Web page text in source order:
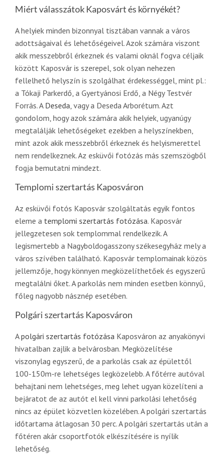
Miért válasszátok Kaposvárt és környékét?
A helyiek minden bizonnyal tisztában vannak a város
adottságaival és lehetőségeivel. Azok számára viszont
akik messzebbről érkeznek és valami oknál fogva céljaik
között Kaposvár is szerepel, sok olyan nehezen
fellelhető helyszín is szolgálhat érdekességgel, mint pl.:
a Tókaji Parkerdő, a Gyertyánosi Erdő, a Négy Testvér
Forrás. A Deseda , vagy a Deseda Arborétum. Azt
gondolom, hogy azok számára akik helyiek, ugyanúgy
megtalálják lehetőségeket ezekben a helyszínekben,
mint azok akik messzebbről érkeznek és helyismerettel
nem rendelkeznek. Az esküvői fotózás más szemszögből
fogja bemutatni mindezt.
Templomi szertartás Kaposváron
Az esküvői fotós Kaposvár szolgáltatás egyik fontos
eleme a templomi szertartás fotózása. Kaposvár
jellegzetesen sok templommal rendelkezik. A
legismertebb a Nagyboldogasszony székesegyház mely a
város szívében található. Kaposvár templomainak közös
jellemzője, hogy könnyen megközelíthetőek és egyszerű
megtalálni őket. A parkolás nem minden esetben könnyű,
főleg nagyobb násznép esetében.
Polgári szertartás Kaposváron
Apolgári szertartás fotózása Kaposváron az anyakönyvi
hivatalban zajlik a belvárosban. Megközelítése
viszonylag egyszerű, de a parkolás csak az épülettől
100-150m-re lehetséges legközelebb. A főtérre autóval
behajtani nem lehetséges, meg lehet ugyan közelíteni a
bejáratot de az autót el kell vinni parkolási lehetőség
nincs az épület közvetlen közelében. A polgári szertartás
időtartama átlagosan 30 perc. A polgári szertartás után a
főtéren akár csoportfotók elkészítésére is nyílik
lehetőség.